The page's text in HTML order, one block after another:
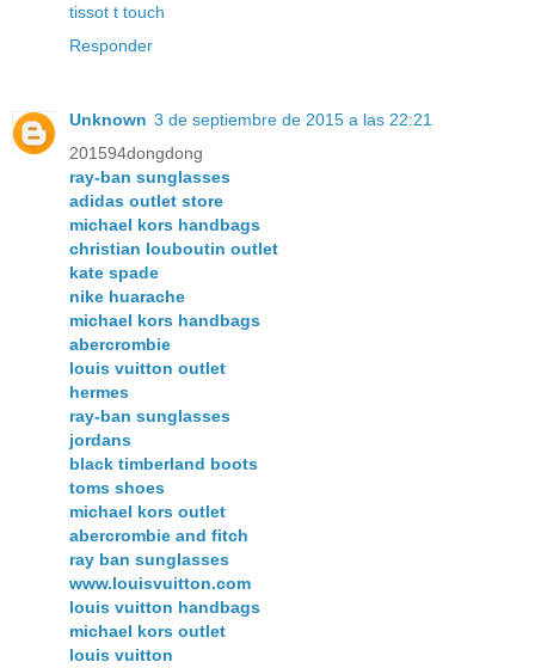
tissot t touch
Responder
Unknown 3 de septiembre de 2015 a las 22:21
201594dongdong
ray-ban sunglasses
adidas outlet store
michael kors handbags
christian louboutin outlet
kate spade
nike huarache
michael kors handbags
abercrombie
louis vuitton outlet
hermes
ray-ban sunglasses
jordans
black timberland boots
toms shoes
michael kors outlet
abercrombie and fitch
ray ban sunglasses
www.louisvuitton.com
louis vuitton handbags
michael kors outlet
louis vuitton